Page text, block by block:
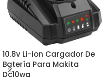
10.8v Li-ion Cargador De
Batería Para Makita
Dc10wa